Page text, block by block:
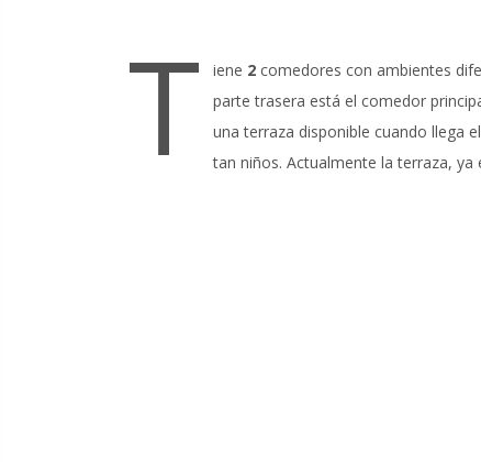
T iene 2comedores con ambientes
parte trasera está el comedor
una terraza disponible cuando llega
tan niños. Actualmente la terraza, ya